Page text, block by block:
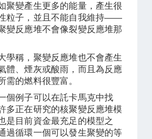
聚變產生更多的能量，產生很
粒子，並且不能自我維持——
變反應堆不會像裂變反應堆那
學稱，聚變反應堆也不會產生
體、煙灰或酸雨，而且為反應
需的燃料很豐富。
個例子可以在託卡馬克中找
多正在研究的核聚變反應堆模
是目前資金最充足的模型之
過循環一個可以發生聚變的等